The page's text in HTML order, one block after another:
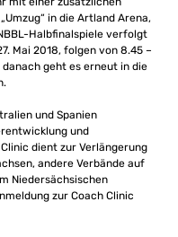
in die Artland Arena,
Halbfinalspiele verfolgt
Mai 2018, folgen von 8.45 –
geht es erneut in die
und Spanien
und
dient zur Verlängerung
andere Verbände auf
Niedersächsischen
zur Coach Clinic